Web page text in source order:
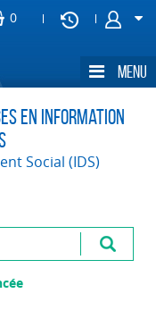
en Information
Social (IDS)